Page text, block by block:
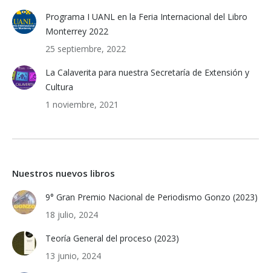
Programa I UANL en la Feria Internacional del Libro
Monterrey 2022
25 septiembre, 2022
La Calaverita para nuestra Secretaría de Extensión y
Cultura
1 noviembre, 2021
Nuestros nuevos libros
9° Gran Premio Nacional de Periodismo Gonzo (2023)
18 julio, 2024
Teoría General del proceso (2023)
13 junio, 2024